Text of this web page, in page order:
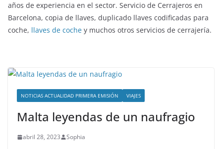
años de experiencia en el sector. Servicio de Cerrajeros en
Barcelona, copia de llaves, duplicado llaves codificadas para
coche, llaves de coche y muchos otros servicios de cerrajería.
NOTICIAS ACTUALIDAD PRIMERA EMISIÓN VIAJES
Malta leyendas de un naufragio
abril 28, 2023 Sophia